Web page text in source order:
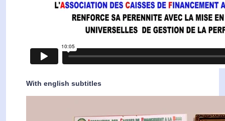
With english subtitles